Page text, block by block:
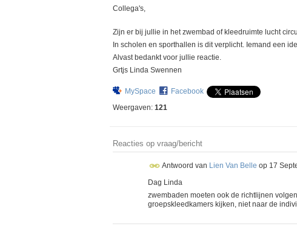
Collega's,
Zijn er bij jullie in het zwembad of kleedruimte lucht
In scholen en sporthallen is dit verplicht. Iemand een
Alvast bedankt voor jullie reactie.
Grtjs Linda Swennen
MySpace
Facebook
Weergaven: 121
Reacties op vraag/bericht
Antwoord van Lien Van Belle op 17
Dag Linda
zwembaden moeten ook de richtlijnen
groepskleedkamers kijken, niet naar de